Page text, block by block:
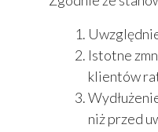
Istotne
klientów
niż przed